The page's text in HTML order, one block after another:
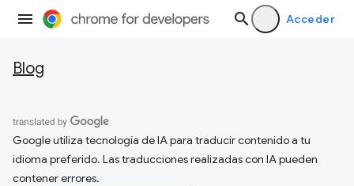
Acceder
Blog
Google utiliza tecnología de IA para traducir contenido a tu
idioma preferido. Las traducciones realizadas con IA pueden
contener errores.